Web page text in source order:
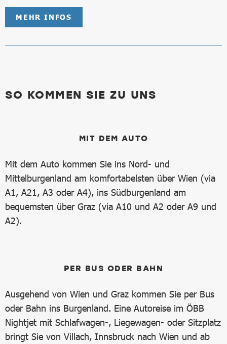
MEHR INFOS
SO KOMMEN SIE ZU UNS
MIT DEM AUTO
Mit dem Auto kommen Sie ins Nord- und
Mittelburgenland am komfortabelsten über Wien (via
A1, A21, A3 oder A4), ins Südburgenland am
bequemsten über Graz (via A10 und A2 oder A9 und
A2).
PER BUS ODER BAHN
Ausgehend von Wien und Graz kommen Sie per Bus
oder Bahn ins Burgenland. Eine Autoreise im ÖBB
Nightjet mit Schlafwagen-, Liegewagen- oder Sitzplatz
bringt Sie von Villach, Innsbruck nach Wien und ab